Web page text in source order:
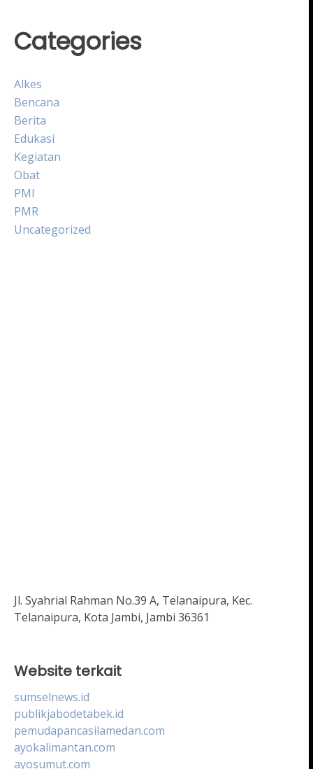
Categories
Alkes
Bencana
Berita
Edukasi
Kegiatan
Obat
PMI
PMR
Uncategorized
Jl. Syahrial Rahman No.39 A, Telanaipura, Kec.
Telanaipura, Kota Jambi, Jambi 36361
Website terkait
sumselnews.id
publikjabodetabek.id
pemudapancasilamedan.com
ayokalimantan.com
ayosumut.com